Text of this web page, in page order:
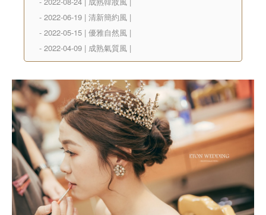
- 2022-06-19 | 清新簡約風 |
- 2022-05-15 | 優雅自然風 |
- 2022-04-09 | 成熟氣質風 |